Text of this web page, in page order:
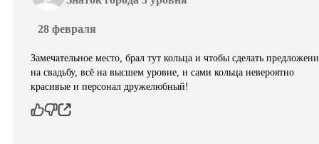
28 февраля
Замечательное место, брал тут кольца и чтобы сделать
на свадьбу, всё на высшем уровне, и сами кольца невероятно
красивые и персонал дружелюбный!